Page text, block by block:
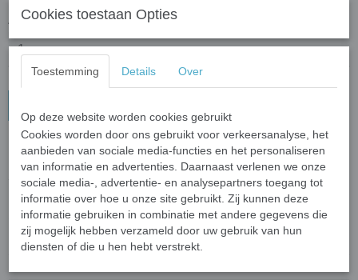
Aantal
Sleutelhanger Stitch (4)
Sleutelhanger met een Stitch poppetje van de film Lilo & Stitch.
Specificaties
Productcode leverancier Gifts2Give1
Cookies toestaan Opties
Toestemming Details Over
Op deze website worden cookies gebruikt
Cookies worden door ons gebruikt voor verkeersanalyse, het
aanbieden van sociale media-functies en het personaliseren
van informatie en advertenties. Daarnaast verlenen we onze
sociale media-, advertentie- en analysepartners toegang tot
informatie over hoe u onze site gebruikt. Zij kunnen deze
informatie gebruiken in combinatie met andere gegevens die
zij mogelijk hebben verzameld door uw gebruik van hun
diensten of die u hen hebt verstrekt.